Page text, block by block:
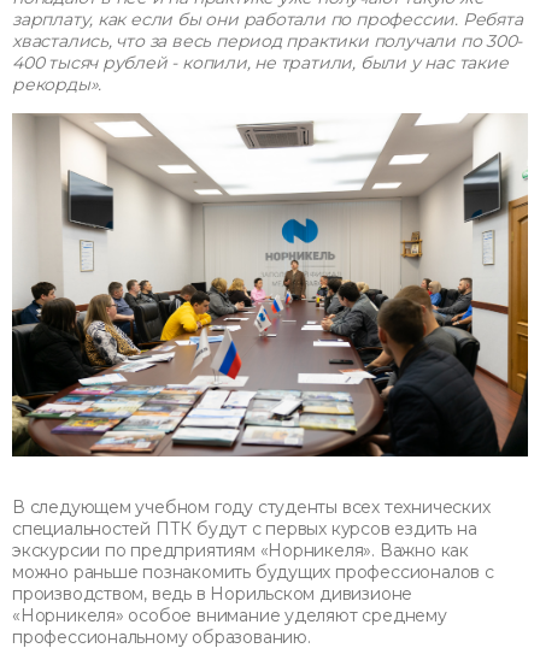
зарплату, как если бы они работали по профессии. Ребята
хвастались, что за весь период практики получали по 300-
400 тысяч рублей - копили, не тратили, были у нас такие
рекорды».
В следующем учебном году студенты всех технических
специальностей ПТК будут с первых курсов ездить на
экскурсии по предприятиям «Норникеля». Важно как
можно раньше познакомить будущих профессионалов с
производством, ведь в Норильском дивизионе
«Норникеля» особое внимание уделяют среднему
профессиональному образованию.